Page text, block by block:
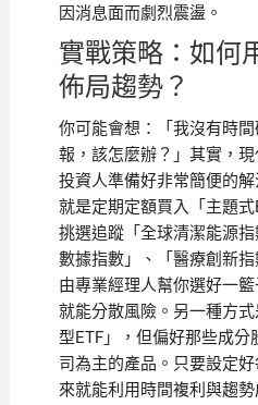
因消息面而劇烈震盪。
實戰策略：如何
佈局趨勢？
你可能會想：「我沒有時
報，該怎麼辦？」其實，
投資人準備好非常簡便的
就是定期定額買入「主題
挑選追蹤「全球清潔能源
數據指數」、「醫療創新
由專業經理人幫你選好一
就能分散風險。另一種方
型ETF」，但偏好那些成
司為主的產品。只要設定
來就能利用時間複利與趨